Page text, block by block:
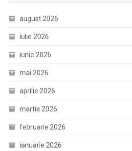
august 2026
iulie 2026
iunie 2026
mai 2026
aprilie 2026
martie 2026
februarie 2026
ianuarie 2026